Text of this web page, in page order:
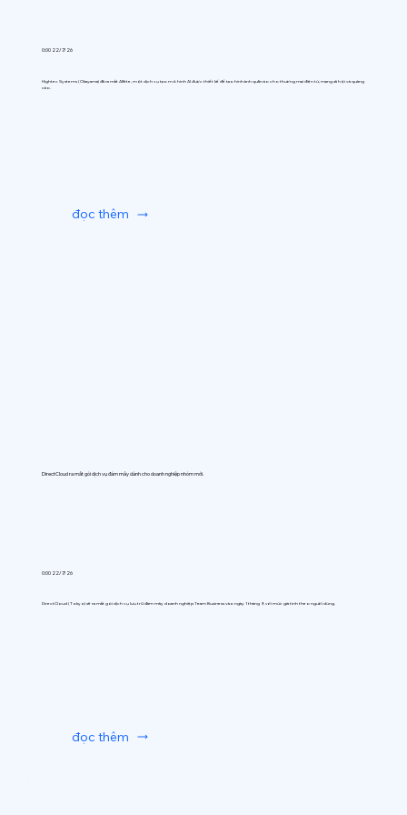
0:00 22/7/26
Hightec Systems (Okayama) đã ra mắt AIfitte, một dịch vụ tạo mô hình AI được thiết kế để tạo hình ảnh quần áo cho thương mại điện tử, mạng xã hội và quảng
cáo.
đọc thêm
DirectCloud ra mắt gói dịch vụ đám mây dành cho doanh nghiệp nhóm mới.
0:00 22/7/26
DirectCloud (Tokyo) sẽ ra mắt gói dịch vụ lưu trữ đám mây doanh nghiệp Team Business vào ngày 1 tháng 9, với mức giá tính theo người dùng.
đọc thêm